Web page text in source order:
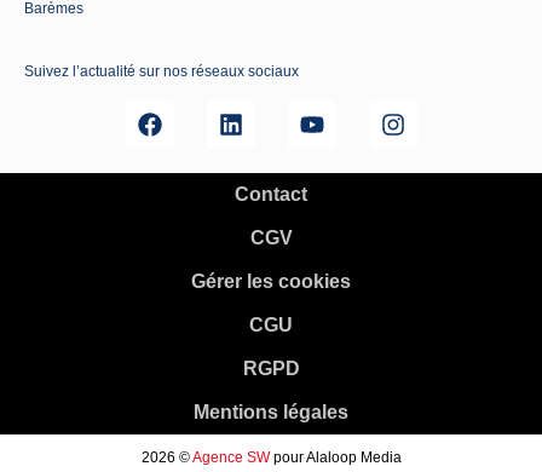
Barèmes
Suivez l’actualité sur nos réseaux sociaux
Contact
CGV
Gérer les cookies
CGU
RGPD
Mentions légales
2026 ©Agence SWpour Alaloop Media